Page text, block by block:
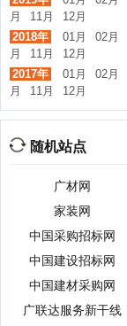
月
11月
12月
2018年
01月 02月
月
11月
12月
2017年
01月 02月
月
11月 12月
随机站点
广材网
家装网
中国采购招标网
中国建设招标网
中国建材采购网
广联达服务新干线